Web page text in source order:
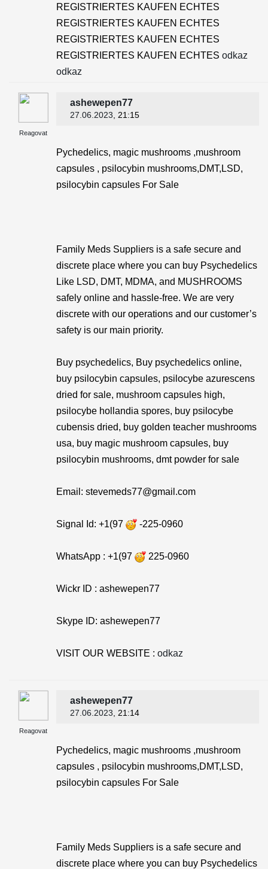
REGISTRIERTES KAUFEN ECHTES
REGISTRIERTES KAUFEN ECHTES
REGISTRIERTES KAUFEN ECHTES
REGISTRIERTES KAUFEN ECHTES odkaz
odkaz
Reagovat
ashewepen77
27.06.2023 , 21:15
Pychedelics, magic mushrooms ,mushroom
capsules , psilocybin mushrooms,DMT,LSD,
psilocybin capsules For Sale
Family Meds Suppliers is a safe secure and
discrete place where you can buy Psychedelics
Like LSD, DMT, MDMA, and MUSHROOMS
safely online and hassle-free. We are very
discrete with our operations and our customer’s
safety is our main priority.
Buy psychedelics, Buy psychedelics online,
buy psilocybin capsules, psilocybe azurescens
dried for sale, mushroom capsules high,
psilocybe hollandia spores, buy psilocybe
cubensis dried, buy golden teacher mushrooms
usa, buy magic mushroom capsules, buy
psilocybin mushrooms, dmt powder for sale
Email: stevemeds77@gmail.com
Signal Id: +1(97 -225-0960
WhatsApp : +1(97 225-0960
Wickr ID : ashewepen77
Skype ID: ashewepen77
VISIT OUR WEBSITE : odkaz
Reagovat
ashewepen77
27.06.2023 , 21:14
Pychedelics, magic mushrooms ,mushroom
capsules , psilocybin mushrooms,DMT,LSD,
psilocybin capsules For Sale
Family Meds Suppliers is a safe secure and
discrete place where you can buy Psychedelics